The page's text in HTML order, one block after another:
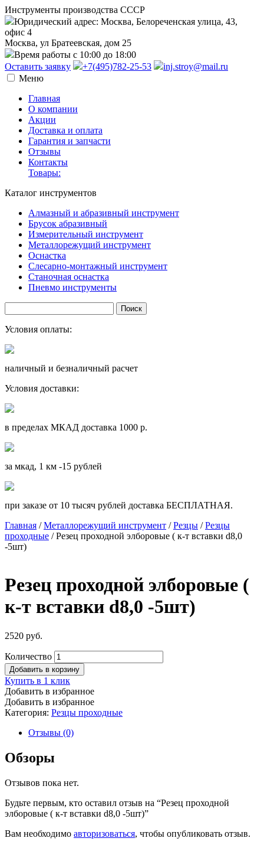
Инструменты производства СССР
Юридический адрес: Москва, Белореченская улица, 43,
офис 4
Москва, ул Братеевская, дом 25
Время работы с 10:00 до 18:00
Оставить заявку
+7(495)782-25-53
inj.stroy@mail.ru
Меню
Главная
О компании
Акции
Доставка и оплата
Гарантия и запчасти
Отзывы
Контакты
Товары:
Каталог инструментов
Алмазный и абразивный инструмент
Брусок абразивный
Измерительный инструмент
Металлорежущий инструмент
Оснастка
Слесарно-монтажный инструмент
Станочная оснастка
Пневмо инструменты
Условия оплаты:
наличный и безналичный расчет
Условия доставки:
в пределах МКАД доставка 1000 р.
за мкад, 1 км -15 рублей
при заказе от 10 тысяч рублей доставка БЕСПЛАТНАЯ.
Главная /Металлорежущий инструмент /Резцы /Резцы
проходные / Резец проходной элборовые ( к-т вставки d8,0
-5шт)
Резец проходной элборовые (
к-т вставки d8,0 -5шт)
2520 руб.
Количество
Добавить в корзину
Купить в 1 клик
Добавить в избранное
Добавить в избранное
Категория: Резцы проходные
Отзывы (0)
Обзоры
Отзывов пока нет.
Будьте первым, кто оставил отзыв на “Резец проходной
элборовые ( к-т вставки d8,0 -5шт)”
Вам необходимо авторизоваться, чтобы опубликовать отзыв.